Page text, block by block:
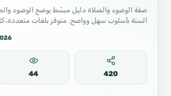
صفة الوضوء والصلاة دليل مبسّط يوضح الوضوء
السنة بأسلوب سهل وواضح. متوفر بلغات متعددة،
44 420